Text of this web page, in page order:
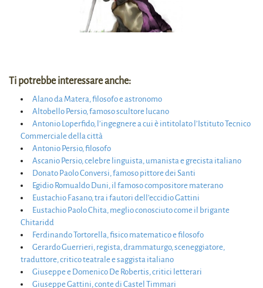
Ti potrebbe interessare anche:
Alano da Matera, filosofo e astronomo
Altobello Persio, famoso scultore lucano
Antonio Loperfido, l’ingegnere a cui è intitolato l’Istituto Tecnico
Commerciale della città
Antonio Persio, filosofo
Ascanio Persio, celebre linguista, umanista e grecista italiano
Donato Paolo Conversi, famoso pittore dei Santi
Egidio Romualdo Duni, il famoso compositore materano
Eustachio Fasano, tra i fautori dell’eccidio Gattini
Eustachio Paolo Chita, meglio conosciuto come il brigante
Chitaridd
Ferdinando Tortorella, fisico matematico e filosofo
Gerardo Guerrieri, regista, drammaturgo, sceneggiatore,
traduttore, critico teatrale e saggista italiano
Giuseppe e Domenico De Robertis, critici letterari
Giuseppe Gattini, conte di Castel Timmari